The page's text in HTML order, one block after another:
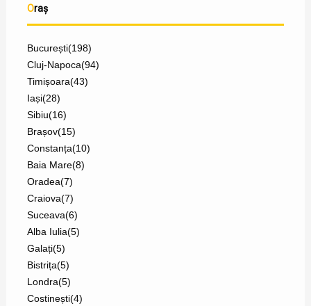
Oraș
București(198)
Cluj-Napoca(94)
Timișoara(43)
Iași(28)
Sibiu(16)
Brașov(15)
Constanța(10)
Baia Mare(8)
Oradea(7)
Craiova(7)
Suceava(6)
Alba Iulia(5)
Galați(5)
Bistrița(5)
Londra(5)
Costinești(4)